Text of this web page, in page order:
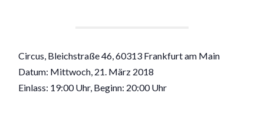
Circus, Bleichstraße 46, 60313 Frankfurt am Main
Datum: Mittwoch, 21. März 2018
Einlass: 19:00 Uhr, Beginn: 20:00 Uhr